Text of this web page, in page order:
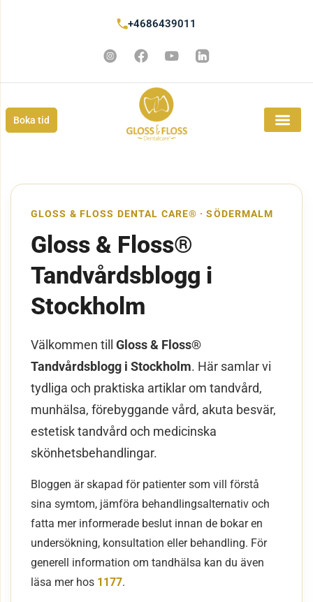
+4686439011
Boka tid
GLOSS & FLOSS DENTAL CARE® · SÖDERMALM
Gloss & Floss®
Tandvårdsblogg i
Stockholm
Välkommen till Gloss & Floss®
Tandvårdsblogg i Stockholm. Här samlar vi
tydliga och praktiska artiklar om tandvård,
munhälsa, förebyggande vård, akuta besvär,
estetisk tandvård och medicinska
skönhetsbehandlingar.
Bloggen är skapad för patienter som vill förstå
sina symtom, jämföra behandlingsalternativ och
fatta mer informerade beslut innan de bokar en
undersökning, konsultation eller behandling. För
generell information om tandhälsa kan du även
läsa mer hos 1177.